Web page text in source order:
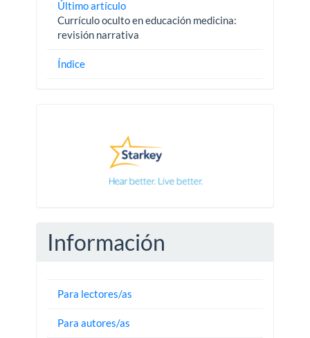
Último artículo
Currículo oculto en educación medicina:
revisión narrativa
Índice
Información
Para lectores/as
Para autores/as